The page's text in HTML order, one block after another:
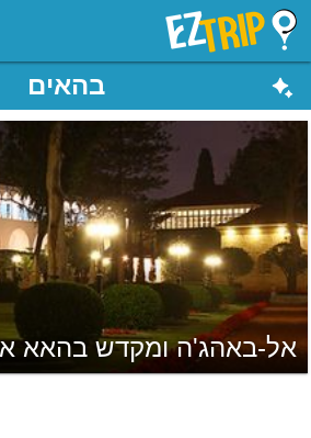
EZTrip
בהאים
אל-באהג'ה ומקדש בהאא